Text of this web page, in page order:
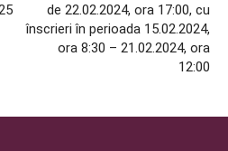
de 22.02.2024, ora 17:00, cu
înscrieri în perioada 15.02.2024,
ora 8:30 – 21.02.2024, ora
12:00